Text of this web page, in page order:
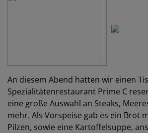
An diesem Abend hatten wir einen
Spezialitätenrestaurant Prime C
eine große Auswahl an Steaks,
mehr. Als Vorspeise gab es ein Brot
Pilzen, sowie eine Kartoffelsuppe,